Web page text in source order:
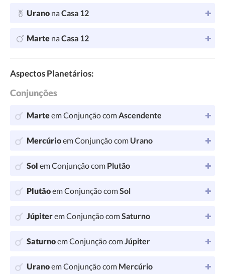
Urano naCasa 12
Marte naCasa 12
Aspectos Planetários:
Conjunções
Marteem Conjunção comAscendente
Mercúrioem Conjunção com Urano
Sol em Conjunção com Plutão
Plutãoem Conjunção comSol
Júpiterem Conjunção comSaturno
Saturnoem Conjunção comJúpiter
Uranoem Conjunção com Mercúrio